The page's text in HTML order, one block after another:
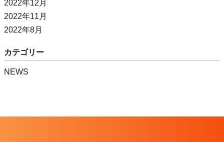
2022年12月
2022年11月
2022年8月
カテゴリー
NEWS